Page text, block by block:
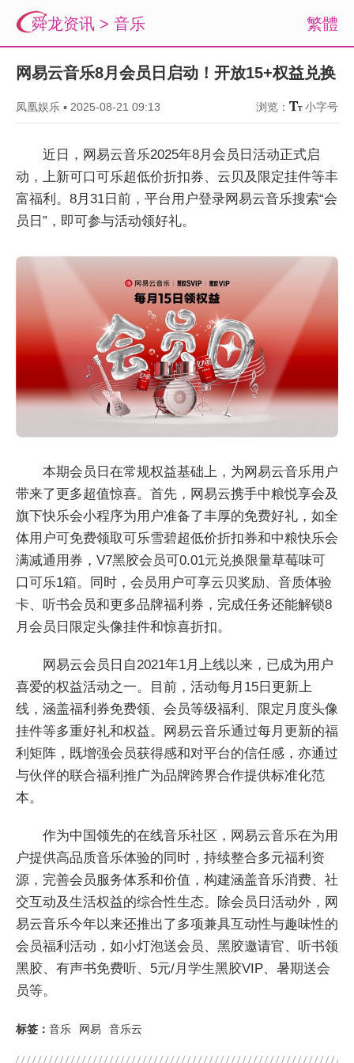
繁體
舜龙资讯 > 音乐
网易云音乐8月会员日启动！开放15+权益兑换
凤凰娱乐 ▪ 2025-08-21 09:13 浏览： 小字号
近日，网易云音乐2025年8月会员日活动正式启
动，上新可口可乐超低价折扣券、云贝及限定挂件等丰
富福利。8月31日前，平台用户登录网易云音乐搜索“会
员日”，即可参与活动领好礼。
本期会员日在常规权益基础上，为网易云音乐用户
带来了更多超值惊喜。首先，网易云携手中粮悦享会及
旗下快乐会小程序为用户准备了丰厚的免费好礼，如全
体用户可免费领取可乐雪碧超低价折扣券和中粮快乐会
满减通用券，V7黑胶会员可0.01元兑换限量草莓味可
口可乐1箱。同时，会员用户可享云贝奖励、音质体验
卡、听书会员和更多品牌福利券，完成任务还能解锁8
月会员日限定头像挂件和惊喜折扣。
网易云会员日自2021年1月上线以来，已成为用户
喜爱的权益活动之一。目前，活动每月15日更新上
线，涵盖福利券免费领、会员等级福利、限定月度头像
挂件等多重好礼和权益。网易云音乐通过每月更新的福
利矩阵，既增强会员获得感和对平台的信任感，亦通过
与伙伴的联合福利推广为品牌跨界合作提供标准化范
本。
作为中国领先的在线音乐社区，网易云音乐在为用
户提供高品质音乐体验的同时，持续整合多元福利资
源，完善会员服务体系和价值，构建涵盖音乐消费、社
交互动及生活权益的综合性生态。除会员日活动外，网
易云音乐今年以来还推出了多项兼具互动性与趣味性的
会员福利活动，如小灯泡送会员、黑胶邀请官、听书领
黑胶、有声书免费听、5元/月学生黑胶VIP、暑期送会
员等。
标签： 音乐 网易 音乐云